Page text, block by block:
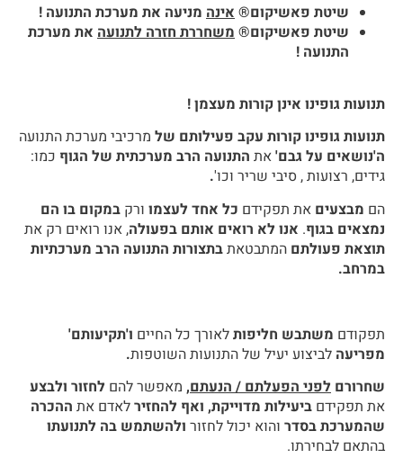
שיטת פאשיקום® אינה מניעה את מערכת התנועה !
שיטת פאשיקום® משחררת חזרה לתנועה את מערכת
התנועה !
תנועות גופינו אינן קורות מעצמן !
תנועות גופינו קורות עקב פעילותם של מרכיבי מערכת התנועה
ה'נושאים על גבם'את התנועה הרב מערכתית של הגוף כמו:
גידים, רצועות , סיבי שריר וכו'.
הם מבצעים את תפקידם כל אחד לעצמו ורק במקום בו הם
נמצאים בגוף. אנו לא רואים אותם בפעולה, אנו רואים רק את
תוצאת פעולתם המתבטאתבתצורות התנועה הרב מערכתיות
במרחב.
תפקודם משתבש חליפותלאורך כל החיים ו'תקיעותם'
מפריעה לביצוע יעיל של התנועות השוטפות.
שחרורם לפני הפעלתם / הנעתם, מאפשר להם לחזור ולבצע
את תפקידם ביעילות מדוייקת, ואף להחזירלאדם את ההכרה
שהמערכת בסדר והוא יכול לחזור ולהשתמש בה לתנועתו
בהתאם לבחירתו.